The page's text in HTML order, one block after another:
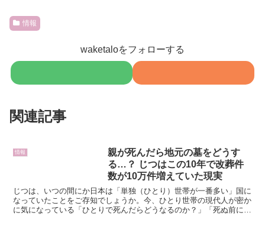
情報
waketaloをフォローする
関連記事
情報
親が死んだら地元の墓をどうす
る…？ じつはこの10年で改葬件
数が10万件増えていた現実
じつは、いつの間にか日本は「単独（ひとり）世帯が一番多い」国に
なっていたことをご存知でしょうか。今、ひとり世帯の現代人が密か
に気になっている「ひとりで死んだらどうなるのか？」「死ぬ前に何